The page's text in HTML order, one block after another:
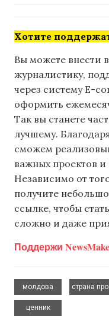
Хотите
Вы можете внести
журналистику,
через систему E-
оформить
Так вы станете
лучшему.
сможем
важных проектов
Независимо от
получите
ссылке, чтобы
сложно и даже
Поддержи
молдова
страна
ценник